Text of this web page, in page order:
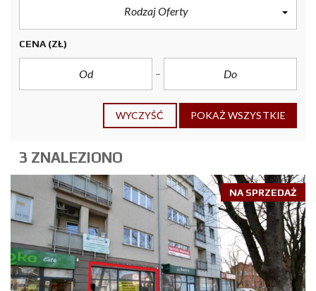
Rodzaj Oferty
CENA (ZŁ)
WYCZYŚĆ POKAŻ WSZYSTKIE
3 ZNALEZIONO
NA SPRZEDAŻ